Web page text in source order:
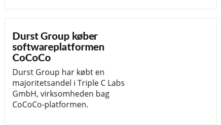
Durst Group køber
softwareplatformen
CoCoCo
Durst Group har købt en
majoritetsandel i Triple C Labs
GmbH, virksomheden bag
CoCoCo-platformen.